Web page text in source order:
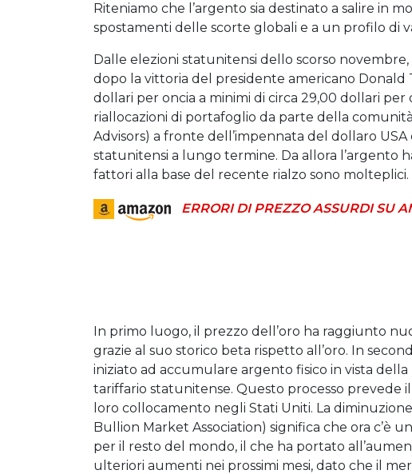
Riteniamo che l’argento sia destinato a salire in
spostamenti delle scorte globali e a un profilo di
Dalle elezioni statunitensi dello scorso
dopo la vittoria del presidente americano Donald
dollari per oncia a minimi di circa 29,00 dollari
riallocazioni di portafoglio da parte della
Advisors) a fronte dell’impennata del dollaro
statunitensi a lungo termine. Da allora l’argento
fattori alla base del recente rialzo sono molteplici.
ERRORI DI PREZZO ASSURDI SU
In primo luogo, il prezzo dell’oro ha raggiunto
grazie al suo storico beta rispetto all’oro. In
iniziato ad accumulare argento fisico in vista
tariffario statunitense. Questo processo prevede
loro collocamento negli Stati Uniti. La
Bullion Market Association) significa che ora c’è
per il resto del mondo, il che ha portato
ulteriori aumenti nei prossimi mesi, dato che il